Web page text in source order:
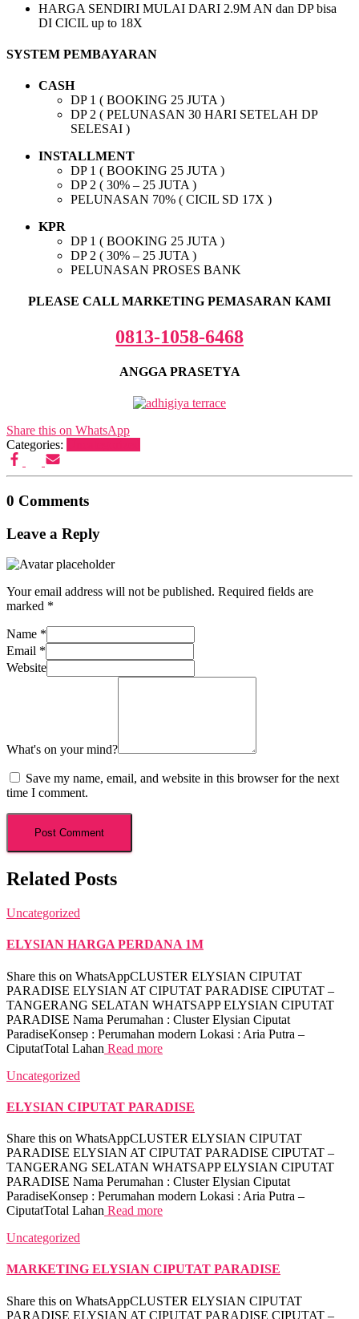
HARGA SENDIRI MULAI DARI 2.9M AN dan DP bisa
DI CICIL up to 18X
SYSTEM PEMBAYARAN
CASH
DP 1 ( BOOKING 25 JUTA )
DP 2 ( PELUNASAN 30 HARI SETELAH DP
SELESAI )
INSTALLMENT
DP 1 ( BOOKING 25 JUTA )
DP 2 ( 30% – 25 JUTA )
PELUNASAN 70% ( CICIL SD 17X )
KPR
DP 1 ( BOOKING 25 JUTA )
DP 2 ( 30% – 25 JUTA )
PELUNASAN PROSES BANK
PLEASE CALL MARKETING PEMASARAN KAMI
0813-1058-6468
ANGGA PRASETYA
Share this on WhatsApp
Categories:
0 Comments
Leave a Reply
Your email address will not be published. Required fields are
marked *
Name *
Email *
Website
What's on your mind?
Save my name, email, and website in this browser for the next
time I comment.
Related Posts
Uncategorized
ELYSIAN HARGA PERDANA 1M
Share this on WhatsAppCLUSTER ELYSIAN CIPUTAT
PARADISE ELYSIAN AT CIPUTAT PARADISE CIPUTAT –
TANGERANG SELATAN WHATSAPP ELYSIAN CIPUTAT
PARADISE Nama Perumahan : Cluster Elysian Ciputat
ParadiseKonsep : Perumahan modern Lokasi : Aria Putra –
CiputatTotal Lahan Read more
Uncategorized
ELYSIAN CIPUTAT PARADISE
Share this on WhatsAppCLUSTER ELYSIAN CIPUTAT
PARADISE ELYSIAN AT CIPUTAT PARADISE CIPUTAT –
TANGERANG SELATAN WHATSAPP ELYSIAN CIPUTAT
PARADISE Nama Perumahan : Cluster Elysian Ciputat
ParadiseKonsep : Perumahan modern Lokasi : Aria Putra –
CiputatTotal Lahan Read more
Uncategorized
MARKETING ELYSIAN CIPUTAT PARADISE
Share this on WhatsAppCLUSTER ELYSIAN CIPUTAT
PARADISE ELYSIAN AT CIPUTAT PARADISE CIPUTAT –